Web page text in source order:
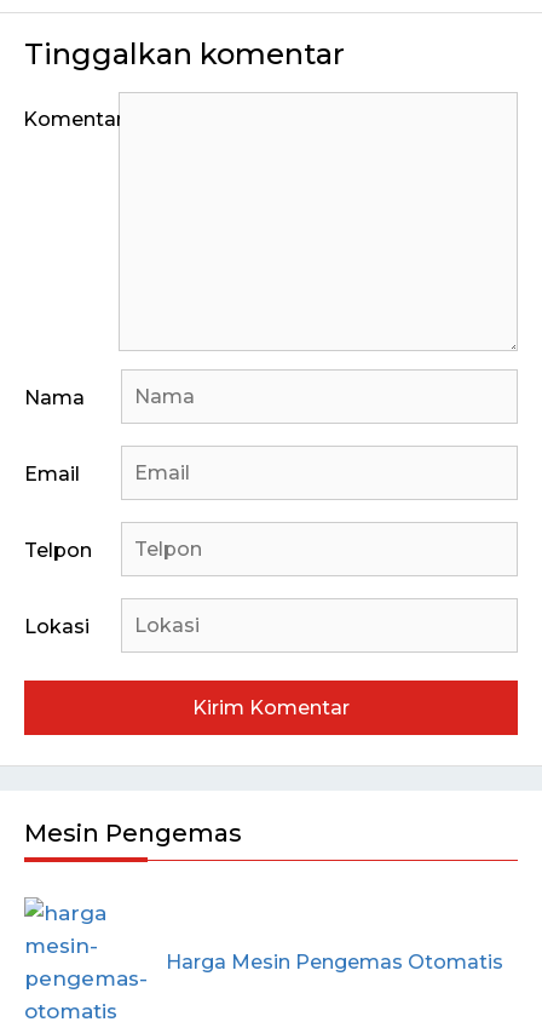
Tinggalkan komentar
Komentar
Nama
Email
Telpon
Lokasi
Mesin Pengemas
Harga Mesin Pengemas Otomatis